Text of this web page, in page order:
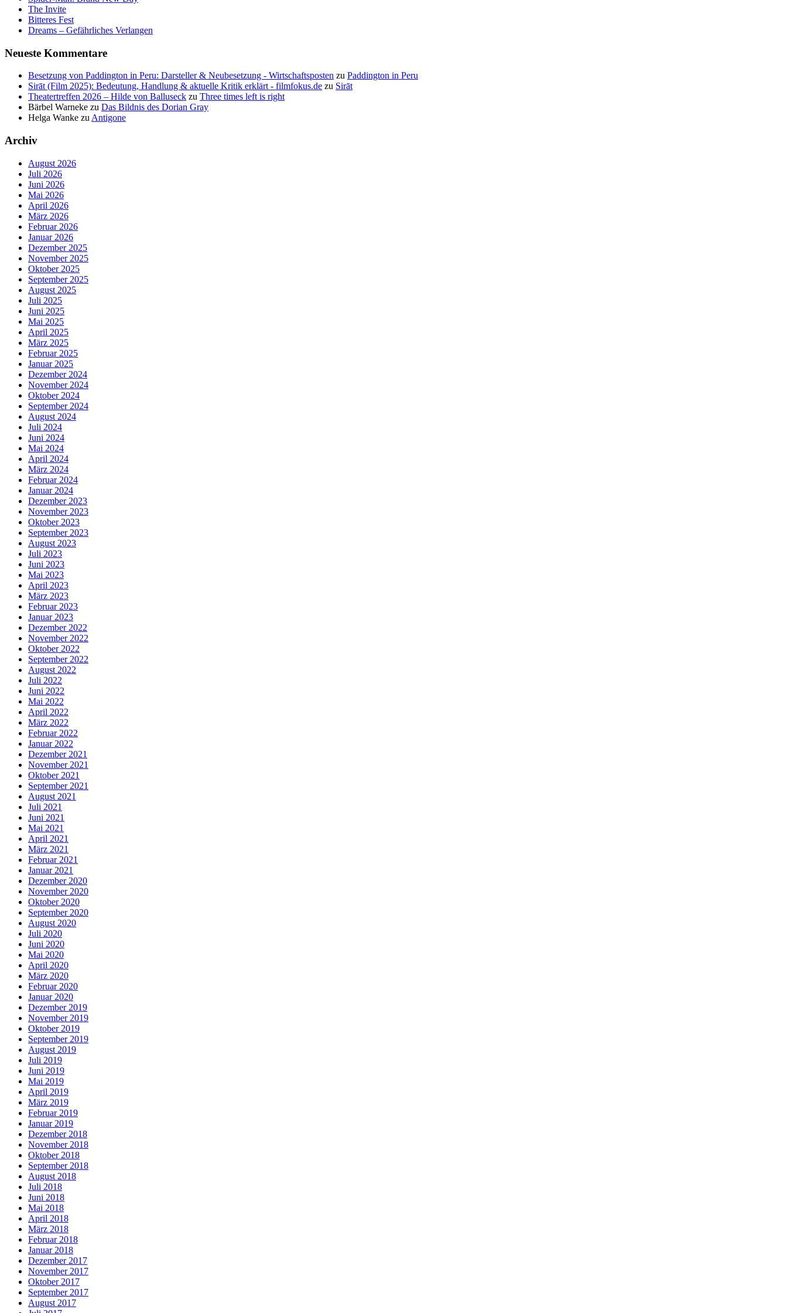
The Invite
Bitteres Fest
Dreams – Gefährliches Verlangen
Neueste Kommentare
Besetzung von Paddington in Peru: Darsteller & Neubesetzung - Wirtschaftsposten zu Paddington in Peru
Sirāt (Film 2025): Bedeutung, Handlung & aktuelle Kritik erklärt - filmfokus.de zu Sirāt
Theatertreffen 2026 – Hilde von Balluseck zu Three times left is right
Bärbel Warneke zu Das Bildnis des Dorian Gray
Helga Wanke zu Antigone
Archiv
August 2026
Juli 2026
Juni 2026
Mai 2026
April 2026
März 2026
Februar 2026
Januar 2026
Dezember 2025
November 2025
Oktober 2025
September 2025
August 2025
Juli 2025
Juni 2025
Mai 2025
April 2025
März 2025
Februar 2025
Januar 2025
Dezember 2024
November 2024
Oktober 2024
September 2024
August 2024
Juli 2024
Juni 2024
Mai 2024
April 2024
März 2024
Februar 2024
Januar 2024
Dezember 2023
November 2023
Oktober 2023
September 2023
August 2023
Juli 2023
Juni 2023
Mai 2023
April 2023
März 2023
Februar 2023
Januar 2023
Dezember 2022
November 2022
Oktober 2022
September 2022
August 2022
Juli 2022
Juni 2022
Mai 2022
April 2022
März 2022
Februar 2022
Januar 2022
Dezember 2021
November 2021
Oktober 2021
September 2021
August 2021
Juli 2021
Juni 2021
Mai 2021
April 2021
März 2021
Februar 2021
Januar 2021
Dezember 2020
November 2020
Oktober 2020
September 2020
August 2020
Juli 2020
Juni 2020
Mai 2020
April 2020
März 2020
Februar 2020
Januar 2020
Dezember 2019
November 2019
Oktober 2019
September 2019
August 2019
Juli 2019
Juni 2019
Mai 2019
April 2019
März 2019
Februar 2019
Januar 2019
Dezember 2018
November 2018
Oktober 2018
September 2018
August 2018
Juli 2018
Juni 2018
Mai 2018
April 2018
März 2018
Februar 2018
Januar 2018
Dezember 2017
November 2017
Oktober 2017
September 2017
August 2017